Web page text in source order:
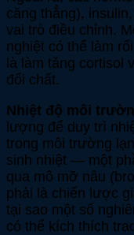
căng thẳng),
vai trò điều chỉnh.
nghiệt có thể làm
là làm tăng cortisol
đổi chất.
Nhiệt độ môi
lượng để duy trì
trong môi trường
sinh nhiệt — một
qua mô mỡ nâu
phải là chiến lược
tại sao một số
có thể kích thích